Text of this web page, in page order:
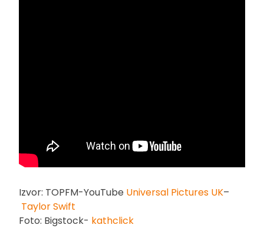
Izvor: TOPFM-YouTube Universal Pictures UK–
Taylor Swift
Foto: Bigstock- kathclick